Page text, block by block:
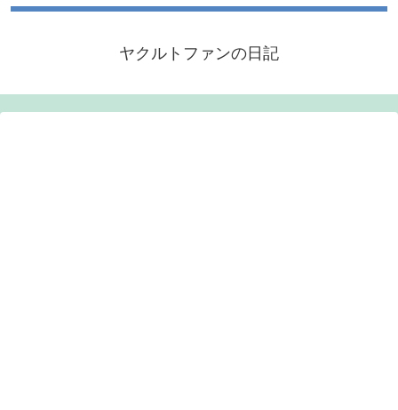
ヤクルトファンの日記